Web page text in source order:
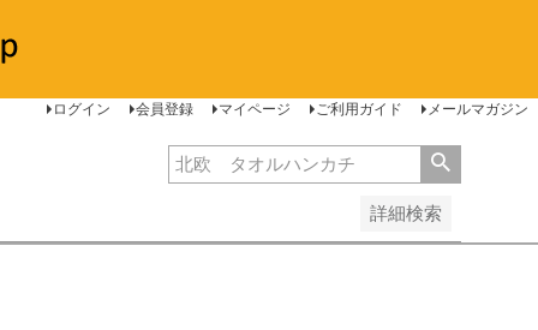
ログイン 会員登録 マイページ ご利用ガイド メールマガジン
詳細検索
順